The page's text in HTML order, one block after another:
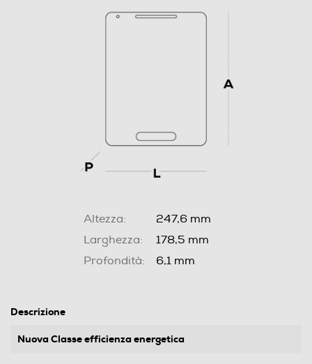
Altezza:
247,6 mm
Larghezza:
178,5 mm
Profondità:
6,1 mm
Descrizione
Nuova Classe efficienza energetica